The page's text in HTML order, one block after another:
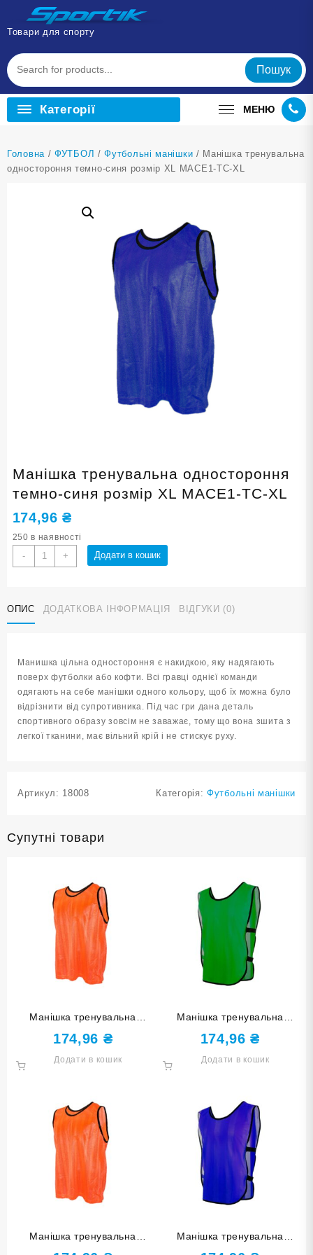
Перейти
вмісту
Товари для спорту
Пошук
Категорії МЕНЮ
Головна /ФУТБОЛ /Футбольні манішки / Манішка тренувальна
одностороння темно-синя розмір XL MACE1-ТС-XL
Манішка тренувальна одностороння
темно-синя розмір XL MACE1-ТС-XL
174,96₴
250 в наявності
-
Манішка
тренувальна
синя
розмір
XL
+ Додати в кошик
ОПИС ДОДАТКОВА ІНФОРМАЦІЯ ВІДГУКИ (0)
Манишка цільна одностороння є накидкою, яку надягають
поверх футболки або кофти. Всі гравці однієї команди
одягають на себе манішки одного кольору, щоб їх можна було
відрізнити від супротивника. Під час гри дана деталь
спортивного образу зовсім не заважає, тому що вона зшита з
легкої тканини, має вільний крій і не стискує руху.
Артикул: 18008 Категорія:Футбольні манішки
Супутні товари
Манішка тренувальна
одностороння оранжева
розмір ХL MACE1-ОРН-XL
174,96 ₴
Додати в кошик
Манішка тренувальна
одностороння з лямками
зелена розмір М MACE2-З-
M
174,96₴
Додати в кошик
Манішка тренувальна
одностороння оранжева
Манішка тренувальна
одностороння з лямками